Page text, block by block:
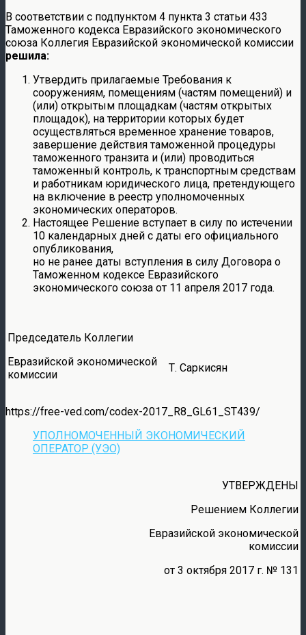
В соответствии с подпунктом 4 пункта 3 статьи 433
Таможенного кодекса Евразийского экономического
союза Коллегия Евразийской экономической комиссии
решила:
Утвердить прилагаемые Требования к
сооружениям, помещениям (частям помещений) и
(или) открытым площадкам (частям открытых
площадок), на территории которых будет
осуществляться временное хранение товаров,
завершение действия таможенной процедуры
таможенного транзита и (или) проводиться
таможенный контроль, к транспортным средствам
и работникам юридического лица, претендующего
на включение в реестр уполномоченных
экономических операторов.
Настоящее Решение вступает в силу по истечении
10 календарных дней с даты его официального
опубликования,
но не ранее даты вступления в силу Договора о
Таможенном кодексе Евразийского
экономического союза от 11 апреля 2017 года.
Председатель Коллегии
Евразийской экономической
комиссии
Т. Саркисян
https://free-ved.com/codex-2017_R8_GL61_ST439/
УПОЛНОМОЧЕННЫЙ ЭКОНОМИЧЕСКИЙ
ОПЕРАТОР (УЭО)
УТВЕРЖДЕНЫ
Решением Коллегии
Евразийской экономической
комиссии
от 3 октября 2017 г. № 131